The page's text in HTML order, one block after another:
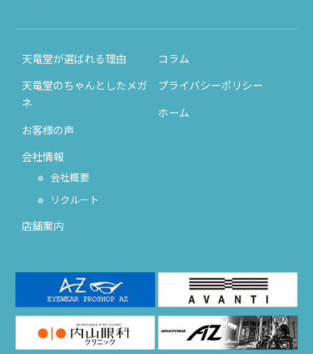
天竜堂が選ばれる理由
天竜堂のちゃんとしたメガ
ネ
お客様の声
会社情報
会社概要
リクルート
店舗案内
コラム
プライバシーポリシー
ホーム